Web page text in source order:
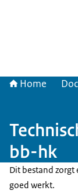
Home
bb-hk
Dit bestand zorgt
goed werkt.